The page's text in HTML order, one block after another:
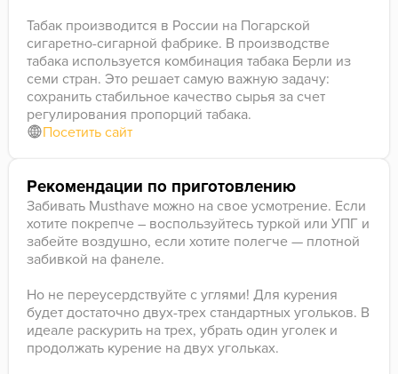
Табак производится в России на Погарской
сигаретно-сигарной фабрике. В производстве
табака используется комбинация табака Берли из
семи стран. Это решает самую важную задачу:
сохранить стабильное качество сырья за счет
регулирования пропорций табака.
Посетить сайт
Рекомендации по приготовлению
Забивать Musthave можно на свое усмотрение. Если
хотите покрепче – воспользуйтесь туркой или УПГ и
забейте воздушно, если хотите полегче — плотной
забивкой на фанеле.
Но не переусердствуйте с углями! Для курения
будет достаточно двух-трех стандартных угольков. В
идеале раскурить на трех, убрать один уголек и
продолжать курение на двух угольках.